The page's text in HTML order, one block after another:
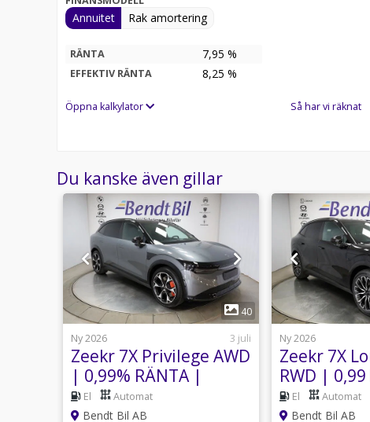
auktoriserade verkstäder.
Just nu kan du finansiera denna bil med 0,99%
Se fullständig specifikation ser du längre ned på denna
Välkommen till oss på Bendt Bil i Halmstad!
Annuitet Rak amortering
RÄNTA 7,95 %
EFFEKTIV RÄNTA 8,25 %
Öppna kalkylator Så har vi räknat
Du kanske även gillar
1
40
Ny 2026
3 juli
Zeekr 7X Privilege AWD
| 0,99% RÄNTA |
Comfort Package
El Automat
Bendt Bil AB
1
Ny 2026
Zeekr 7X
RWD |
20" |
Cockpit
El Automat
Bendt Bil AB